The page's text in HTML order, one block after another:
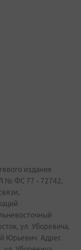
издания
№ ФС 77 - 72742,
ул. Уборевича,
Юрьевич. Адрес